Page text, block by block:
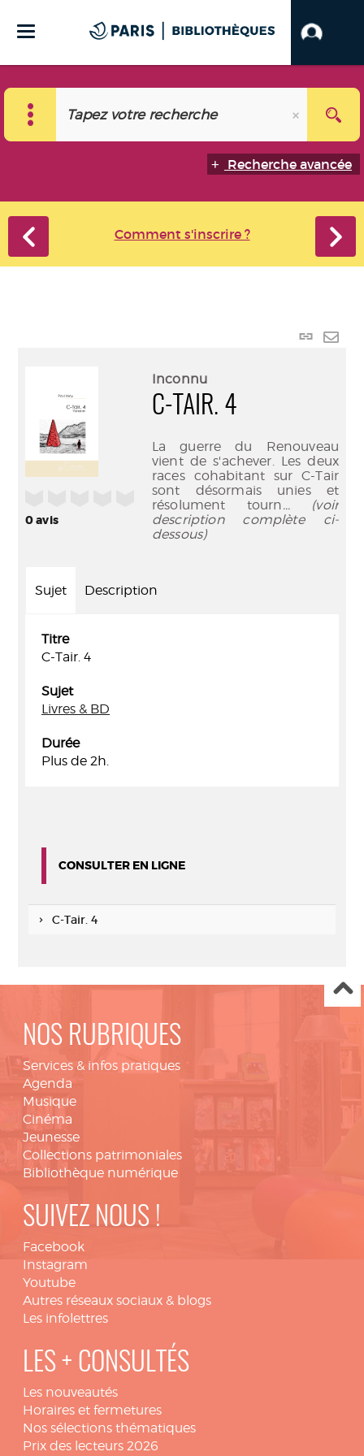
Recherche avancée
Comment s'inscrire ?
Lien
0avis
Inconnu
C-TAIR. 4
La guerre du Renouveau
vient de s'achever. Les deux
races cohabitant sur C-Tair
sont désormais unies et
résolument tourn... (voir
description complète ci-
dessous)
Sujet Description
Titre
C-Tair. 4
Sujet
Livres & BD
Durée
Plus de 2h.
CONSULTER EN LIGNE
C-Tair. 4
NOS RUBRIQUES
Services & infos pratiques
Agenda
Musique
Cinéma
Jeunesse
Collections patrimoniales
Bibliothèque numérique
SUIVEZ NOUS !
Facebook
Instagram
Youtube
Autres réseaux sociaux & blogs
Les infolettres
LES + CONSULTÉS
Les nouveautés
Horaires et fermetures
Nos sélections thématiques
Prix des lecteurs 2026